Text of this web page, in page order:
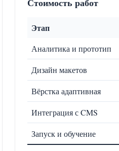
Этап
Аналитика и прототип
Дизайн макетов
Вёрстка адаптивная
Интеграция с CMS
Запуск и обучение